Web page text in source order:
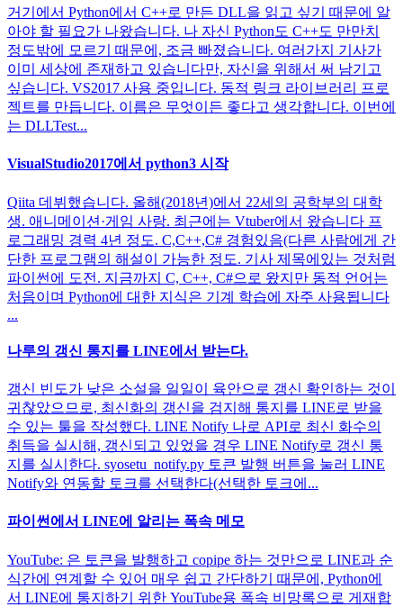
거기에서 Python에서 C++로 만든 DLL을 읽고 싶기 때문에 알
아야 할 필요가 나왔습니다. 나 자신 Python도 C++도 만만치
정도밖에 모르기 때문에, 조금 빠졌습니다. 여러가지 기사가
이미 세상에 존재하고 있습니다만, 자신을 위해서 써 남기고
싶습니다. VS2017 사용 중입니다. 동적 링크 라이브러리 프로
젝트를 만듭니다. 이름은 무엇이든 좋다고 생각합니다. 이번에
는 DLLTest...
VisualStudio2017에서 python3 시작
Qiita 데뷔했습니다. 올해(2018년)에서 22세의 공학부의 대학
생. 애니메이션·게임 사랑. 최근에는 Vtuber에서 왔습니다 프
로그래밍 경력 4년 정도. C,C++,C# 경험있음(다른 사람에게 간
단한 프로그램의 해설이 가능한 정도. 기사 제목에있는 것처럼
파이썬에 도전. 지금까지 C, C++, C#으로 왔지만 동적 언어는
처음이며 Python에 대한 지식은 기계 학습에 자주 사용됩니다
...
나루의 갱신 통지를 LINE에서 받는다.
갱신 빈도가 낮은 소설을 일일이 육안으로 갱신 확인하는 것이
귀찮았으므로, 최신화의 갱신을 검지해 통지를 LINE로 받을
수 있는 툴을 작성했다. LINE Notify 나로 API로 최신 화수의
취득을 실시해, 갱신되고 있었을 경우 LINE Notify로 갱신 통
지를 실시한다. syosetu_notify.py 토큰 발행 버튼을 눌러 LINE
Notify와 연동할 토크를 선택한다(선택한 토크에...
파이썬에서 LINE에 알리는 폭속 메모
YouTube: 은 토큰을 발행하고 copipe 하는 것만으로 LINE과 순
식간에 연계할 수 있어 매우 쉽고 간단하기 때문에, Python에
서 LINE에 통지하기 위한 YouTube용 폭속 비망록으로 게재합